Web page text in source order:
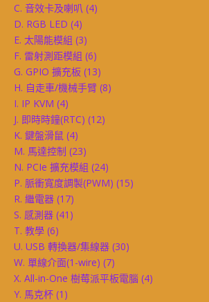
C. 音效卡及喇叭 (4)
D. RGB LED (4)
E. 太陽能模組 (3)
F. 雷射測距模組 (6)
G. GPIO 擴充板 (13)
H. 自走車/機械手臂 (8)
I. IP KVM (4)
J. 即時時鐘(RTC) (12)
K. 鍵盤滑鼠 (4)
M. 馬達控制 (23)
N. PCIe 擴充模組 (24)
P. 脈衝寬度調製(PWM) (15)
R. 繼電器 (17)
S. 感測器 (41)
T. 教學 (6)
U. USB 轉換器/集線器 (30)
W. 單線介面(1-wire) (7)
X. All-in-One 樹莓派平板電腦 (4)
Y. 馬克杯 (1)